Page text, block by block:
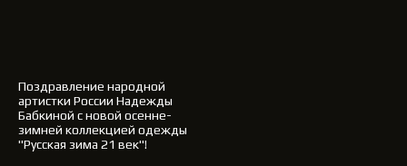
Поздравление народной
артистки России Надежды
Бабкиной с новой осенне-
зимней коллекцией одежды
"Русская зима 21 век"!